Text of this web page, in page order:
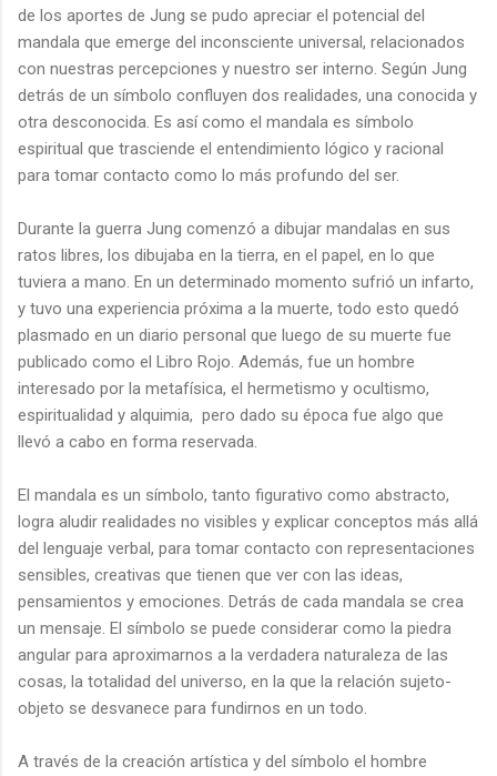
de los aportes de Jung se pudo apreciar el potencial del
mandala que emerge del inconsciente universal, relacionados
con nuestras percepciones y nuestro ser interno. Según Jung
detrás de un símbolo confluyen dos realidades, una conocida y
otra desconocida. Es así como el mandala es símbolo
espiritual que trasciende el entendimiento lógico y racional
para tomar contacto como lo más profundo del ser.
Durante la guerra Jung comenzó a dibujar mandalas en sus
ratos libres, los dibujaba en la tierra, en el papel, en lo que
tuviera a mano. En un determinado momento sufrió un infarto,
y tuvo una experiencia próxima a la muerte, todo esto quedó
plasmado en un diario personal que luego de su muerte fue
publicado como el Libro Rojo. Además, fue un hombre
interesado por la metafísica, el hermetismo y ocultismo,
espiritualidad y alquimia, pero dado su época fue algo que
llevó a cabo en forma reservada.
El mandala es un símbolo, tanto figurativo como abstracto,
logra aludir realidades no visibles y explicar conceptos más allá
del lenguaje verbal, para tomar contacto con representaciones
sensibles, creativas que tienen que ver con las ideas,
pensamientos y emociones. Detrás de cada mandala se crea
un mensaje. El símbolo se puede considerar como la piedra
angular para aproximarnos a la verdadera naturaleza de las
cosas, la totalidad del universo, en la que la relación sujeto-
objeto se desvanece para fundirnos en un todo.
A través de la creación artística y del símbolo el hombre